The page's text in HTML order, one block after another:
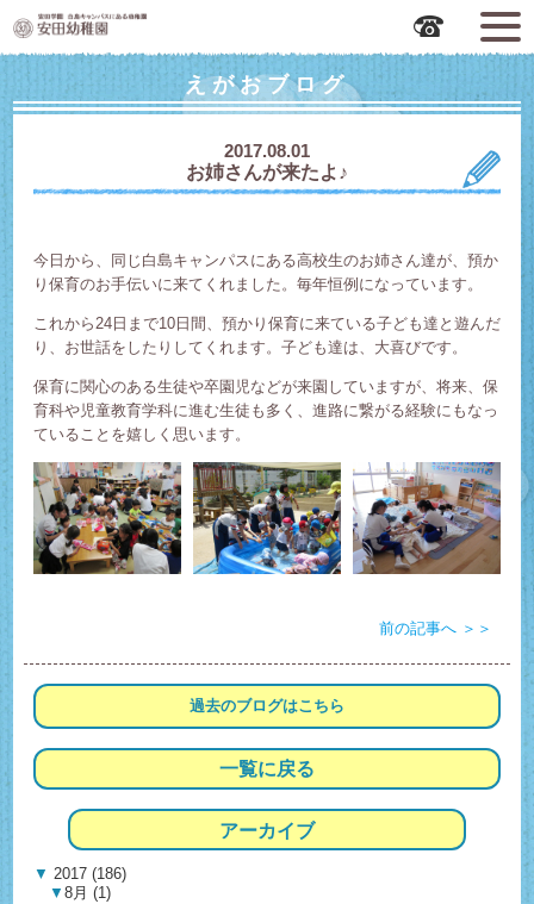
広島市中区の安田幼稚園
えがおブログ
2017.08.01
お姉さんが来たよ♪
今日から、同じ白島キャンパスにある高校生のお姉さん達が、預か
り保育のお手伝いに来てくれました。毎年恒例になっています。
これから24日まで10日間、預かり保育に来ている子ども達と遊んだ
り、お世話をしたりしてくれます。子ども達は、大喜びです。
保育に関心のある生徒や卒園児などが来園していますが、将来、保
育科や児童教育学科に進む生徒も多く、進路に繋がる経験にもなっ
ていることを嬉しく思います。
前の記事へ ＞＞
過去のブログはこちら
一覧に戻る
アーカイブ
▼ 2017 (186)
▼ 8月 (1)